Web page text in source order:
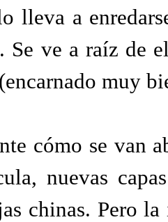
lleva a
Se ve a raíz de
muy
cómo se van
nuevas
chinas. Pero